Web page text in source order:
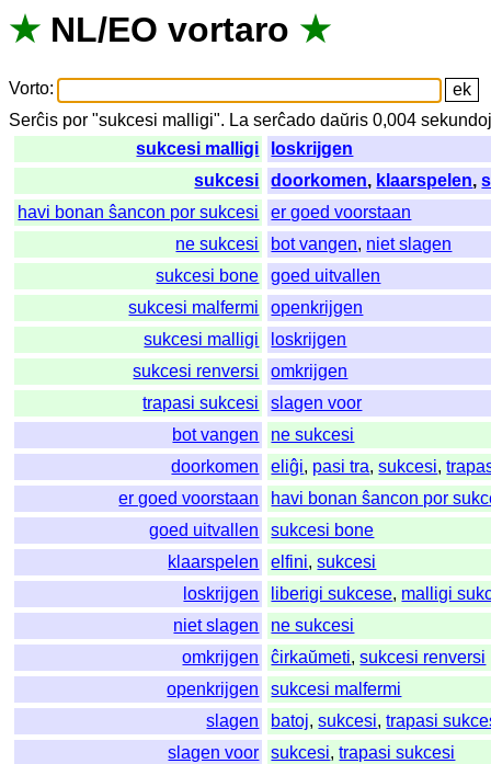
★ NL/EO vortaro ★
Vorto:
Serĉis por "sukcesi malligi". La serĉado daŭris 0,004
sukcesi malligi
loskrijgen
sukcesi
doorkomen, klaarspelen,
havi bonan ŝancon por sukcesi
er goed voorstaan
ne sukcesi
bot vangen, niet slagen
sukcesi bone
goed uitvallen
sukcesi malfermi
openkrijgen
sukcesi malligi
loskrijgen
sukcesi renversi
omkrijgen
trapasi sukcesi
slagen voor
bot vangen
ne sukcesi
doorkomen
eliĝi, pasi tra,sukcesi,
er goed voorstaan
havi bonan ŝancon por
goed uitvallen
sukcesi bone
klaarspelen
elfini,sukcesi
loskrijgen
liberigi sukcese, malligi
niet slagen
ne sukcesi
omkrijgen
ĉirkaŭmeti,sukcesi renversi
openkrijgen
sukcesi malfermi
slagen
batoj,sukcesi,trapasi
slagen voor
sukcesi,trapasi sukcesi